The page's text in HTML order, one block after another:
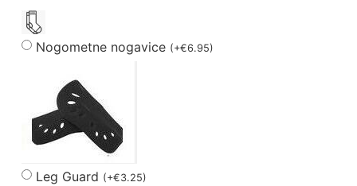
Nogometne nogavice (+€6.95)
Leg Guard (+€3.25)